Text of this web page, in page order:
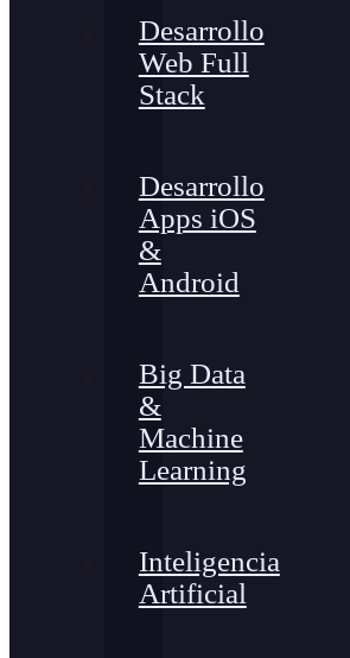
Desarrollo
Web Full
Stack
Desarrollo
Apps iOS
&
Android
Big Data
&
Machine
Learning
Inteligencia
Artificial